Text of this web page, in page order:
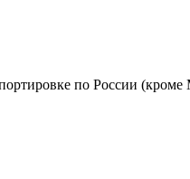
по России